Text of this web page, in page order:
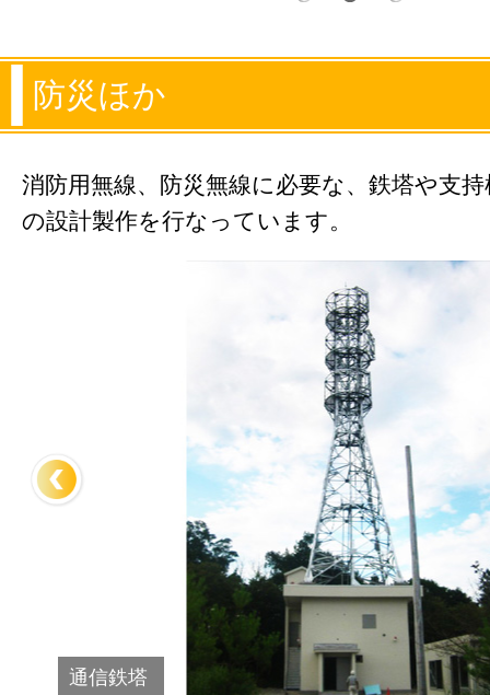
防災ほか
消防用無線、防災無線に必要な、鉄塔や支
の設計製作を行なっています。
通信鉄塔